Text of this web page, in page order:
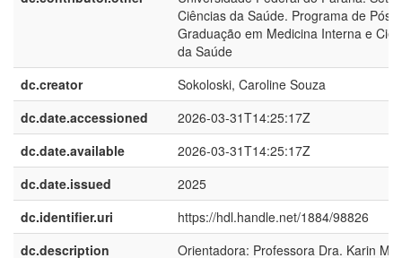
Ciências da Saúde. Programa de Pós-
Graduação em Medicina Interna e
da Saúde
dc.creator
Sokoloski, Caroline Souza
dc.date.accessioned
2026-03-31T14:25:17Z
dc.date.available
2026-03-31T14:25:17Z
dc.date.issued
2025
dc.identifier.uri
https://hdl.handle.net/1884/98826
dc.description
Orientadora: Professora Dra. Karin